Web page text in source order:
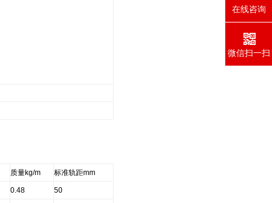
质量kg/m 标准轨距mm
0.48 50
在线咨询
微信扫一扫